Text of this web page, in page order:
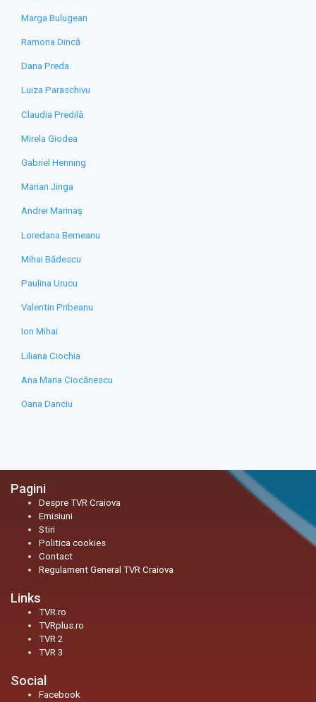
Marga Bulugean
Ramona Dincă
Dana Preda
Luiza Paraschivu
Claudia Predilă
Mirela Giodea
Gabriel Henning
Marian Jinga
Andrei Marinaș
Loredana Berneanu
Mihai Bădescu
Paulina Urucu
Valentin Pribeanu
Ion Mihai
Liliana Ciochia
Ana Maria Ciocănescu
Oana Danciu
Pagini
Despre TVR Craiova
Emisiuni
Stiri
Politica cookies
Contact
Regulament General TVR Craiova
Links
TVR.ro
TVRplus.ro
TVR 2
TVR 3
Social
Facebook